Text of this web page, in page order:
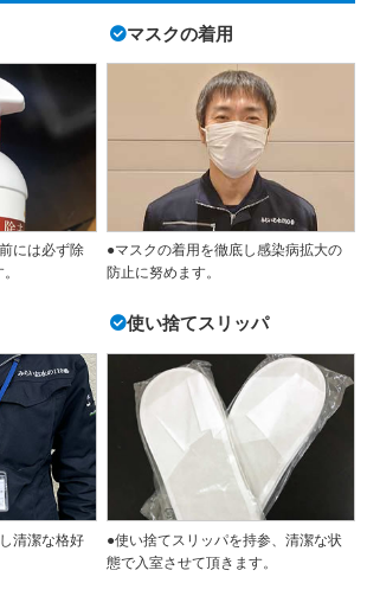
には必ず除
マスクの着用
●マスクの着用を徹底し感染病拡大の
防止に努めます。
清潔な格好
使い捨てスリッパ
●使い捨てスリッパを持参、清潔な状
態で入室させて頂きます。